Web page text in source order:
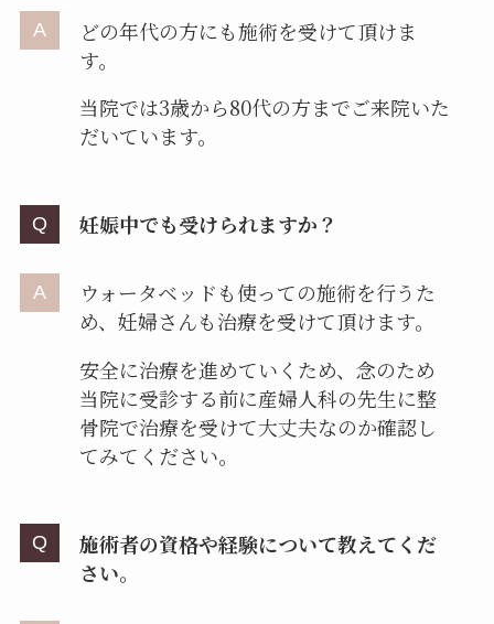
どの年代の方にも施術を受けて頂けま
す。
当院では3歳から80代の方までご来院いた
だいています。
妊娠中でも受けられますか？
ウォータベッドも使っての施術を行うた
め、妊婦さんも治療を受けて頂けます。
安全に治療を進めていくため、念のため
当院に受診する前に産婦人科の先生に整
骨院で治療を受けて大丈夫なのか確認し
てみてください。
施術者の資格や経験について教えてくだ
さい。